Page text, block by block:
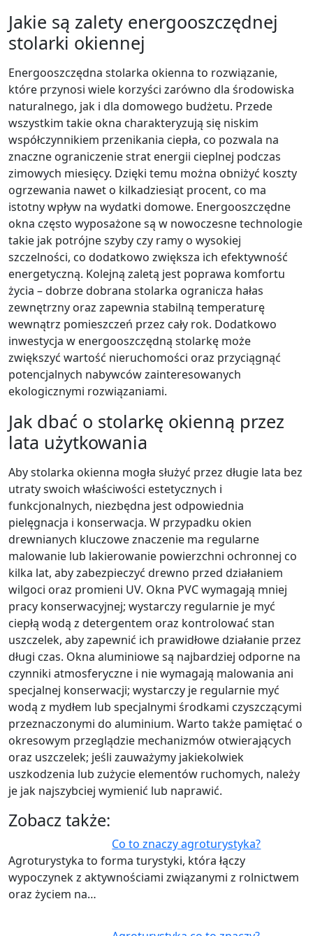
Jakie są zalety energooszczędnej
stolarki okiennej
Energooszczędna stolarka okienna to rozwiązanie,
które przynosi wiele korzyści zarówno dla środowiska
naturalnego, jak i dla domowego budżetu. Przede
wszystkim takie okna charakteryzują się niskim
współczynnikiem przenikania ciepła, co pozwala na
znaczne ograniczenie strat energii cieplnej podczas
zimowych miesięcy. Dzięki temu można obniżyć koszty
ogrzewania nawet o kilkadziesiąt procent, co ma
istotny wpływ na wydatki domowe. Energooszczędne
okna często wyposażone są w nowoczesne technologie
takie jak potrójne szyby czy ramy o wysokiej
szczelności, co dodatkowo zwiększa ich efektywność
energetyczną. Kolejną zaletą jest poprawa komfortu
życia – dobrze dobrana stolarka ogranicza hałas
zewnętrzny oraz zapewnia stabilną temperaturę
wewnątrz pomieszczeń przez cały rok. Dodatkowo
inwestycja w energooszczędną stolarkę może
zwiększyć wartość nieruchomości oraz przyciągnąć
potencjalnych nabywców zainteresowanych
ekologicznymi rozwiązaniami.
Jak dbać o stolarkę okienną przez
lata użytkowania
Aby stolarka okienna mogła służyć przez długie lata bez
utraty swoich właściwości estetycznych i
funkcjonalnych, niezbędna jest odpowiednia
pielęgnacja i konserwacja. W przypadku okien
drewnianych kluczowe znaczenie ma regularne
malowanie lub lakierowanie powierzchni ochronnej co
kilka lat, aby zabezpieczyć drewno przed działaniem
wilgoci oraz promieni UV. Okna PVC wymagają mniej
pracy konserwacyjnej; wystarczy regularnie je myć
ciepłą wodą z detergentem oraz kontrolować stan
uszczelek, aby zapewnić ich prawidłowe działanie przez
długi czas. Okna aluminiowe są najbardziej odporne na
czynniki atmosferyczne i nie wymagają malowania ani
specjalnej konserwacji; wystarczy je regularnie myć
wodą z mydłem lub specjalnymi środkami czyszczącymi
przeznaczonymi do aluminium. Warto także pamiętać o
okresowym przeglądzie mechanizmów otwierających
oraz uszczelek; jeśli zauważymy jakiekolwiek
uszkodzenia lub zużycie elementów ruchomych, należy
je jak najszybciej wymienić lub naprawić.
Zobacz także:
Co to znaczy agroturystyka?
Agroturystyka to forma turystyki, która łączy
wypoczynek z aktywnościami związanymi z rolnictwem
oraz życiem na…